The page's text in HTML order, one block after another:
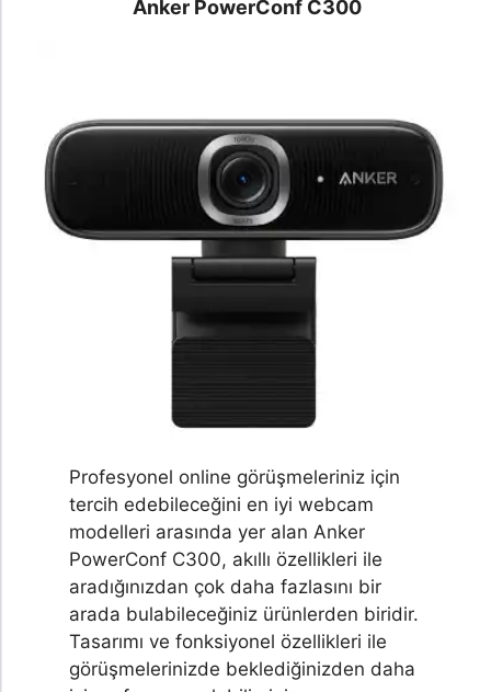
Anker PowerConf C300
Profesyonel online görüşmeleriniz için
tercih edebileceğini en iyi webcam
modelleri arasında yer alan Anker
PowerConf C300, akıllı özellikleri ile
aradığınızdan çok daha fazlasını bir
arada bulabileceğiniz ürünlerden biridir.
Tasarımı ve fonksiyonel özellikleri ile
görüşmelerinizde beklediğinizden daha